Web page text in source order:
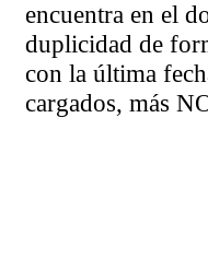
encuentra en el
duplicidad de
con la última
cargados, más